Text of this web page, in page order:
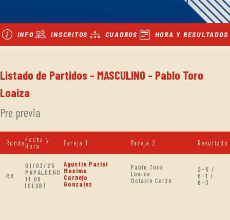
INFO INSCRITOS CUADROS HORA Y RESULTADOS
Listado de Partidos - MASCULINO - Pablo Toro
Loaiza
Pre previa
Ronda Fecha y
Hora
Pareja 1 Pareja 2 Resultado
R8
01/03/25
PAPALUCHO
11:00
(CLUB)
Agustin Parisi
Maximo
Cornejo
Gonzalez
Pablo Toro
Loaiza
Octavio Corzo
2-6 /
6-1 /
6-3